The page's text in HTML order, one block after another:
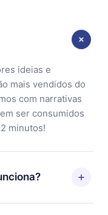
ideias e
mais vendidos do
com narrativas
ser consumidos
minutos!
começar a